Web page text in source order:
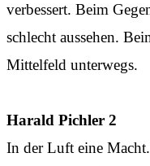
verbessert. Beim
schlecht aussehen.
Mittelfeld unterwegs.
Harald Pichler 2
In der Luft eine